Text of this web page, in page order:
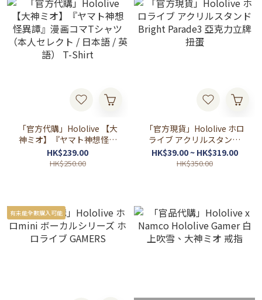
「官方代購」Hololive 【大
神ミオ】『ヤマト神想怪異
譚』漫画コマTシャツ（本
人セレクト / 日本語 / 英語）
HK$239.00
HK$250.00
「官方現貨」Hololive ホロ
ライブ アクリルスタンド
Bright Parade3 亞克力立牌
扭蛋
HK$39.00 ~ HK$319.00
HK$350.00
有未能全數購入可能